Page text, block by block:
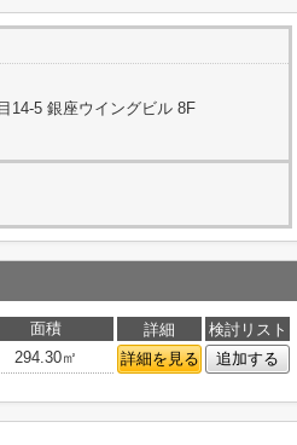
14-5 銀座ウイングビル 8F
面積 詳細
検討リスト
294.30㎡ 詳細を見る 追加する